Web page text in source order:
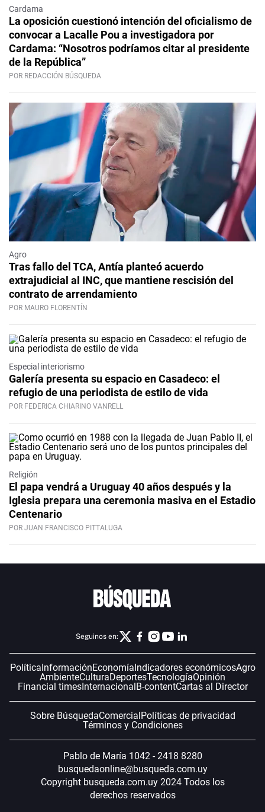
Cardama
La oposición cuestionó intención del oficialismo de
convocar a Lacalle Pou a investigadora por
Cardama: “Nosotros podríamos citar al presidente
de la República”
POR REDACCIÓN BÚSQUEDA
Agro
Tras fallo del TCA, Antía planteó acuerdo
extrajudicial al INC, que mantiene rescisión del
contrato de arrendamiento
POR MAURO FLORENTÍN
Especial interiorismo
Galería presenta su espacio en Casadeco: el
refugio de una periodista de estilo de vida
POR FEDERICA CHIARINO VANRELL
Religión
El papa vendrá a Uruguay 40 años después y la
Iglesia prepara una ceremonia masiva en el Estadio
Centenario
POR JUAN FRANCISCO PITTALUGA
Seguinos en:
PolíticaInformaciónEconomíaIndicadores económicosAgro
AmbienteCulturaDeportesTecnologíaOpinión
Financial timesInternacionalB-contentCartas al Director
Sobre BúsquedaComercialPolíticas de privacidad
Términos y Condiciones
Pablo de María 1042 - 2418 8280
busquedaonline@busqueda.com.uy
Copyright busqueda.com.uy 2024 Todos los
derechos reservados